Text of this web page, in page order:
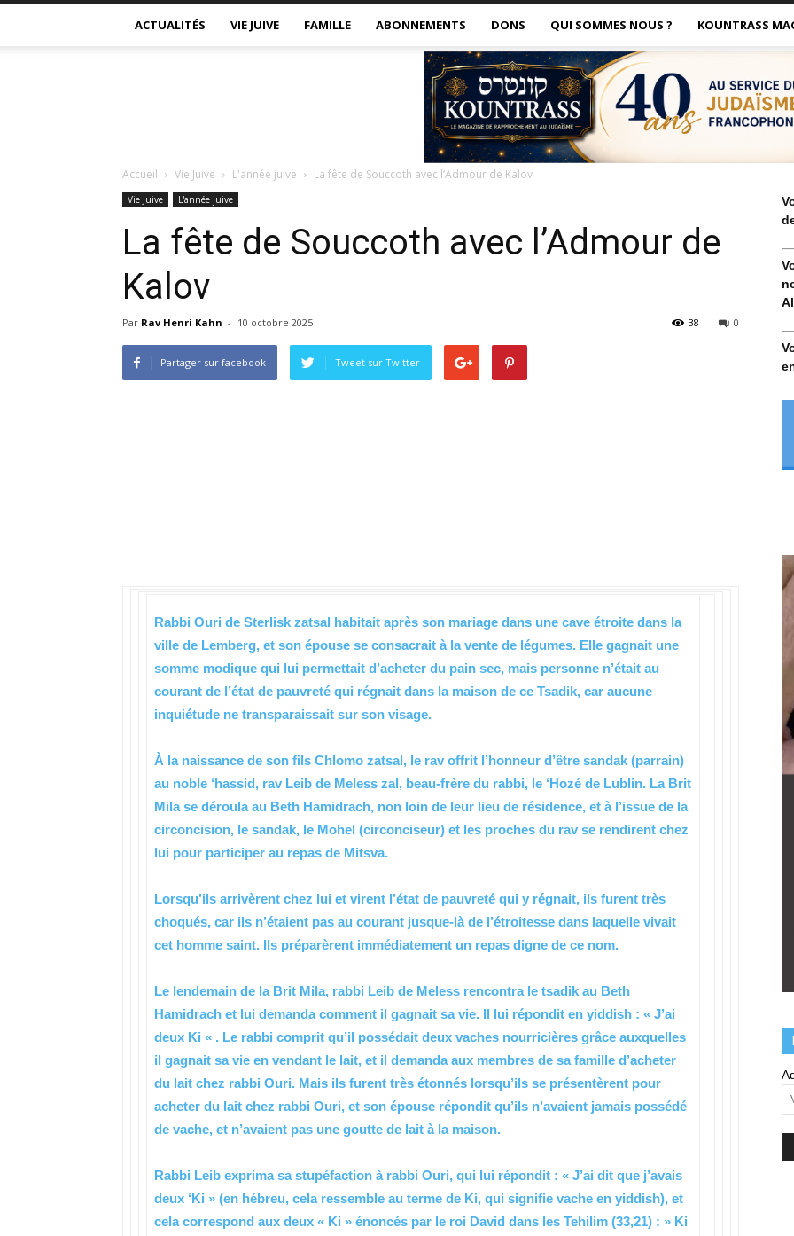
ACTUALITÉS VIE JUIVE FAMILLE ABONNEMENTS DONS QUI SOMMES NOUS ? KOUNTRASS
Accueil Vie Juive L'année juive La fête de Souccoth avec l’Admour de Kalov
Vie Juive L'année juive
La fête de Souccoth avec l’Admour de
Kalov
Par Rav Henri Kahn - 10 octobre 2025 0
38
Partager sur facebook Tweet sur Twitter
Rabbi Ouri de Sterlisk zatsal habitait après son mariage dans une cave étroite dans la
ville de Lemberg, et son épouse se consacrait à la vente de légumes. Elle gagnait une
somme modique qui lui permettait d’acheter du pain sec, mais personne n’était au
courant de l’état de pauvreté qui régnait dans la maison de ce Tsadik, car aucune
inquiétude ne transparaissait sur son visage.
À la naissance de son fils Chlomo zatsal, le rav offrit l’honneur d’être sandak (parrain)
au noble ‘hassid, rav Leib de Meless zal, beau-frère du rabbi, le ‘Hozé de Lublin. La Brit
Mila se déroula au Beth Hamidrach, non loin de leur lieu de résidence, et à l’issue de la
circoncision, le sandak, le Mohel (circonciseur) et les proches du rav se rendirent chez
lui pour participer au repas de Mitsva.
Lorsqu’ils arrivèrent chez lui et virent l’état de pauvreté qui y régnait, ils furent très
choqués, car ils n’étaient pas au courant jusque-là de l’étroitesse dans laquelle vivait
cet homme saint. Ils préparèrent immédiatement un repas digne de ce nom.
Le lendemain de la Brit Mila, rabbi Leib de Meless rencontra le tsadik au Beth
Hamidrach et lui demanda comment il gagnait sa vie. Il lui répondit en yiddish : « J’ai
deux Ki « . Le rabbi comprit qu’il possédait deux vaches nourricières grâce auxquelles
il gagnait sa vie en vendant le lait, et il demanda aux membres de sa famille d’acheter
du lait chez rabbi Ouri. Mais ils furent très étonnés lorsqu’ils se présentèrent pour
acheter du lait chez rabbi Ouri, et son épouse répondit qu’ils n’avaient jamais possédé
de vache, et n’avaient pas une goutte de lait à la maison.
Rabbi Leib exprima sa stupéfaction à rabbi Ouri, qui lui répondit : « J’ai dit que j’avais
deux ‘Ki » (en hébreu, cela ressemble au terme de Ki, qui signifie vache en yiddish), et
cela correspond aux deux « Ki » énoncés par le roi David dans les Tehilim (33,21) : » Ki